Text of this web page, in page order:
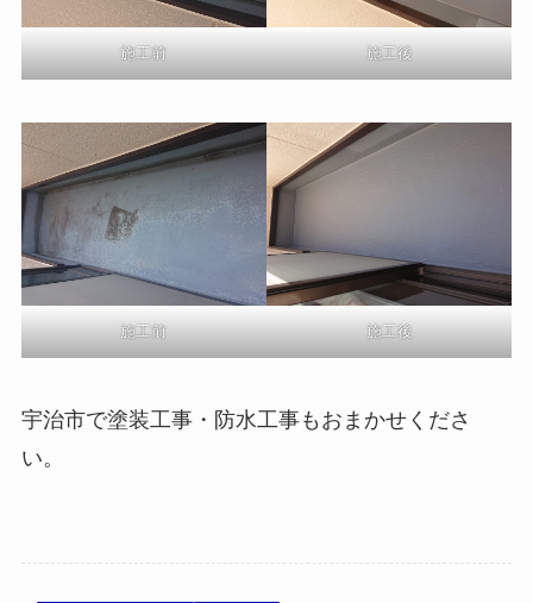
施工前 施工後
施工前 施工後
宇治市で塗装工事・防水工事もおまかせくださ
い。